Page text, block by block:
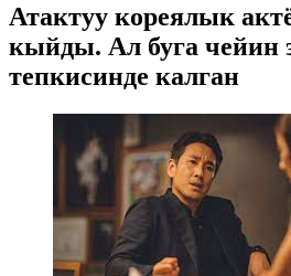
Атактуу кореялык
кыйды. Ал буга чейин
тепкисинде калган